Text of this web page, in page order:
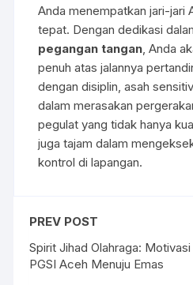
Anda menempatkan jari-jari
tepat. Dengan dedikasi
pegangan tangan, Anda
penuh atas jalannya
dengan disiplin, asah
dalam merasakan
pegulat yang tidak hanya
juga tajam dalam
kontrol di lapangan.
PREV POST
Spirit Jihad Olahraga:
PGSI Aceh Menuju Emas